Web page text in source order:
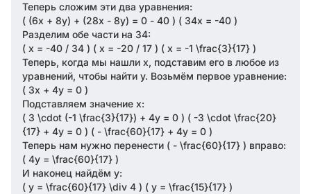
Теперь сложим эти два уравнения:
( (6x + 8y) + (28x - 8y) = 0 - 40 ) ( 34x = -40 )
Разделим обе части на 34:
( x = -40 / 34 ) ( x = -20 / 17 ) ( x = -1 \frac{3}{17} )
Теперь, когда мы нашли x, подставим его в любое из
уравнений, чтобы найти y. Возьмём первое уравнение:
( 3x + 4y = 0 )
Подставляем значение x:
( 3 \cdot (-1 \frac{3}{17}) + 4y = 0 ) ( -3 \cdot \frac{20}
{17} + 4y = 0 ) ( - \frac{60}{17} + 4y = 0 )
Теперь нам нужно перенести ( - \frac{60}{17} ) вправо:
( 4y = \frac{60}{17} )
И наконец найдём y:
( y = \frac{60}{17} \div 4 ) ( y = \frac{15}{17} )